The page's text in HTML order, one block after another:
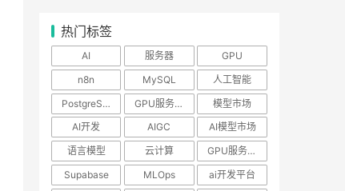
热门标签
AI 服务器
GPU
n8n
MySQL
人工智能
PostgreSQL
GPU服务器
模型市场
AI开发
AIGC
AI模型市场
语言模型
云计算
GPU服务器租用
Supabase
MLOps
ai开发平台